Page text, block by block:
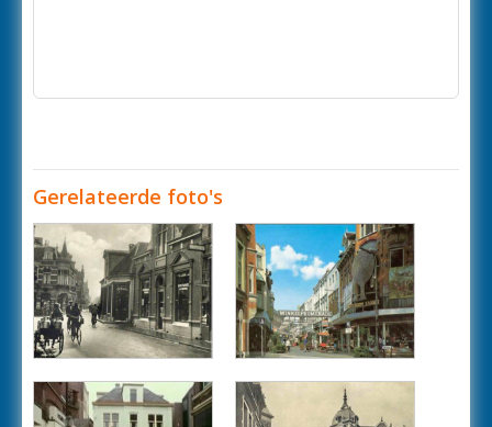
Gerelateerde foto's